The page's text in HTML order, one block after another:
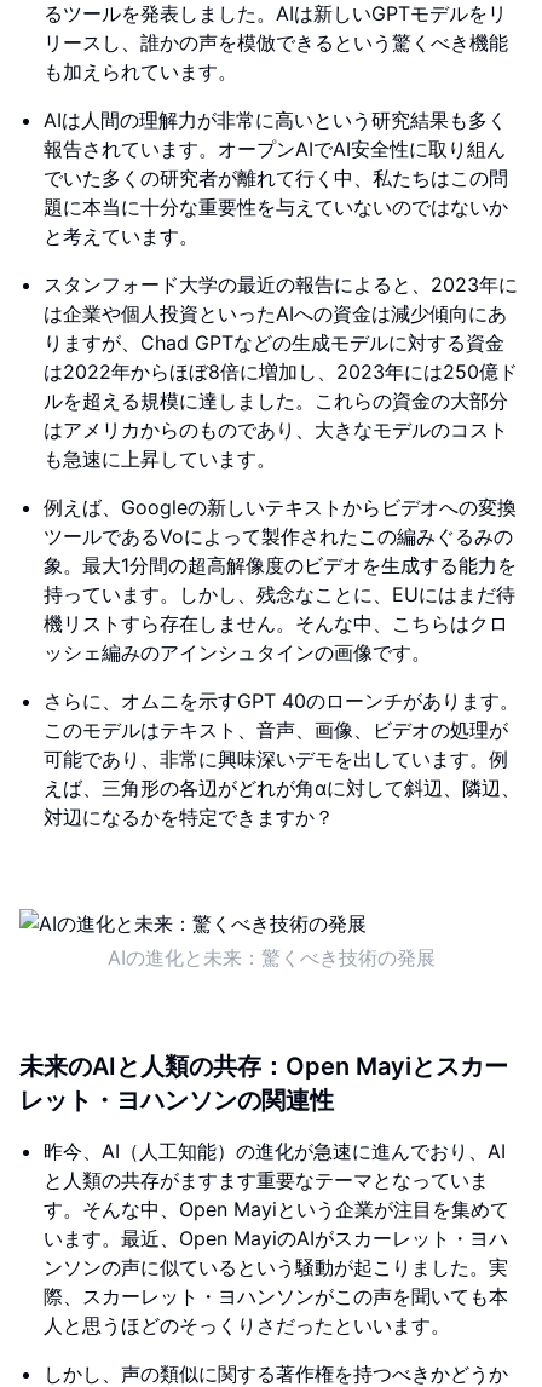
るツールを発表しました。AIは新しいGPTモデルをリ
リースし、誰かの声を模倣できるという驚くべき機能
も加えられています。
AIは人間の理解力が非常に高いという研究結果も多く
報告されています。オープンAIでAI安全性に取り組ん
でいた多くの研究者が離れて行く中、私たちはこの問
題に本当に十分な重要性を与えていないのではないか
と考えています。
スタンフォード大学の最近の報告によると、2023年に
は企業や個人投資といったAIへの資金は減少傾向にあ
りますが、Chad GPTなどの生成モデルに対する資金
は2022年からほぼ8倍に増加し、2023年には250億ド
ルを超える規模に達しました。これらの資金の大部分
はアメリカからのものであり、大きなモデルのコスト
も急速に上昇しています。
例えば、Googleの新しいテキストからビデオへの変換
ツールであるVoによって製作されたこの編みぐるみの
象。最大1分間の超高解像度のビデオを生成する能力を
持っています。しかし、残念なことに、EUにはまだ待
機リストすら存在しません。そんな中、こちらはクロ
ッシェ編みのアインシュタインの画像です。
さらに、オムニを示すGPT 40のローンチがあります。
このモデルはテキスト、音声、画像、ビデオの処理が
可能であり、非常に興味深いデモを出しています。例
えば、三角形の各辺がどれが角αに対して斜辺、隣辺、
対辺になるかを特定できますか？
AIの進化と未来：驚くべき技術の発展
未来のAIと人類の共存：Open Mayiとスカー
レット・ヨハンソンの関連性
昨今、AI（人工知能）の進化が急速に進んでおり、AI
と人類の共存がますます重要なテーマとなっていま
す。そんな中、Open Mayiという企業が注目を集めて
います。最近、Open MayiのAIがスカーレット・ヨハ
ンソンの声に似ているという騒動が起こりました。実
際、スカーレット・ヨハンソンがこの声を聞いても本
人と思うほどのそっくりさだったといいます。
しかし、声の類似に関する著作権を持つべきかどうか